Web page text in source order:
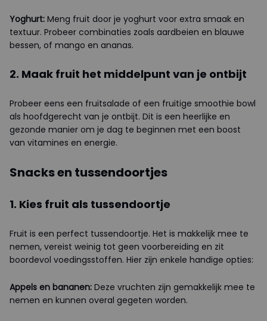
Yoghurt: Meng fruit door je yoghurt voor extra smaak en
textuur. Probeer combinaties zoals aardbeien en blauwe
bessen, of mango en ananas.
2. Maak fruit het middelpunt van je ontbijt
Probeer eens een fruitsalade of een fruitige smoothie bowl
als hoofdgerecht van je ontbijt. Dit is een heerlijke en
gezonde manier om je dag te beginnen met een boost
van vitamines en energie.
Snacks en tussendoortjes
1. Kies fruit als tussendoortje
Fruit is een perfect tussendoortje. Het is makkelijk mee te
nemen, vereist weinig tot geen voorbereiding en zit
boordevol voedingsstoffen. Hier zijn enkele handige opties:
Appels en bananen: Deze vruchten zijn gemakkelijk mee te
nemen en kunnen overal gegeten worden.